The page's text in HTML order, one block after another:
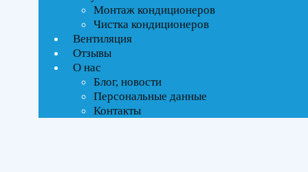
Монтаж кондиционеров
Чистка кондиционеров
Вентиляция
Отзывы
О нас
Блог, новости
Персональные данные
Контакты
ВСЕ АКЦИИ(1)
Тип управления
On-Off стандартное
Инверторное